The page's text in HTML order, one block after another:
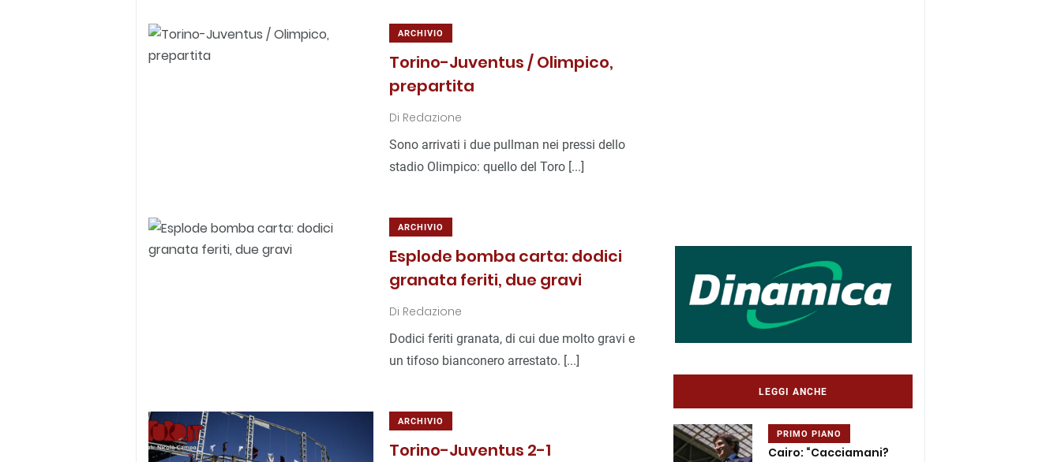
ARCHIVIO
Torino-Juventus / Olimpico,
prepartita
Di Redazione
Sono arrivati i due pullman nei pressi dello
stadio Olimpico: quello del Toro [...]
ARCHIVIO
Esplode bomba carta: dodici
granata feriti, due gravi
Di Redazione
Dodici feriti granata, di cui due molto gravi e
un tifoso bianconero arrestato. [...]
ARCHIVIO
Torino-Juventus 2-1
LEGGI ANCHE
PRIMO PIANO
Cairo: “Cacciamani?